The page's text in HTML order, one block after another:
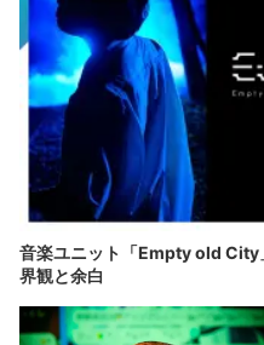
音楽ユニット「Empty old
界観と余白